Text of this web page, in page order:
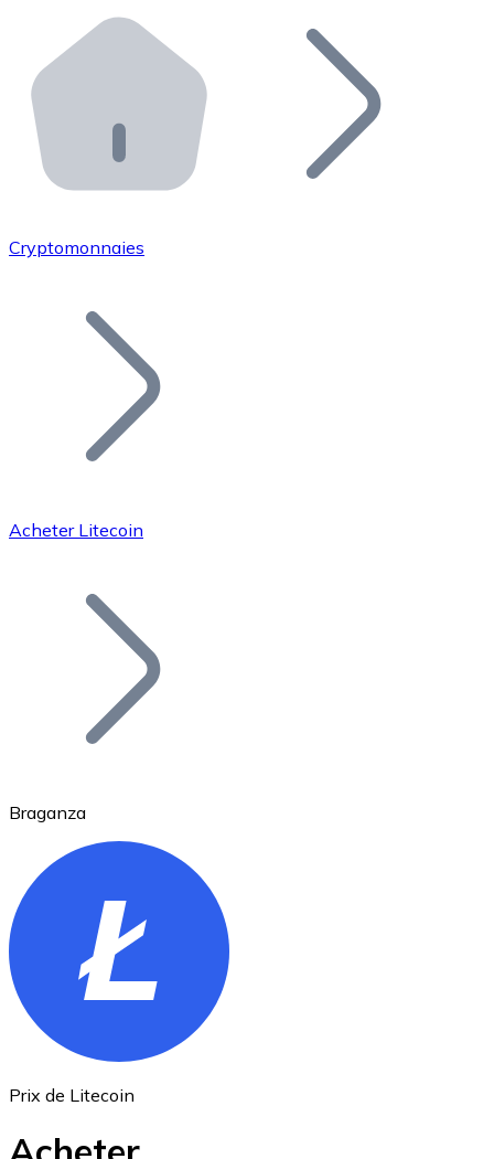
Distributeurs automatiques Bitnovo
Intégrez un ATM Bitnovo dans votre entreprise et
API Bitnovo
Intégrez notre API dans votre écosystème.
Rejoignez notre réseau de distributeurs et
Ajoutez le token de votre projet à notre service
Bitcoin
Ethereum
ETH
Cryptomonnaies
Acheter Litecoin
Braganza
Prix de Litecoin